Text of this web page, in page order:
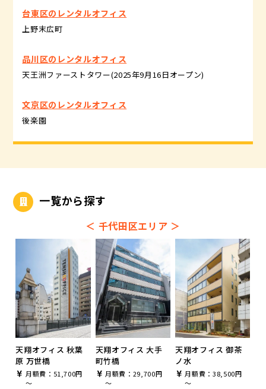
台東区のレンタルオフィス
上野末広町
品川区のレンタルオフィス
天王洲ファーストタワー(2025年9月16日オープン)
文京区のレンタルオフィス
後楽園
一覧から探す
＜ 千代田区エリア ＞
天翔オフィス 秋葉
原 万世橋
月額費：51,700円
～
天翔オフィス 大手
町竹橋
月額費：29,700円
～
天翔オフィス 御茶
ノ水
月額費：38,500円
～